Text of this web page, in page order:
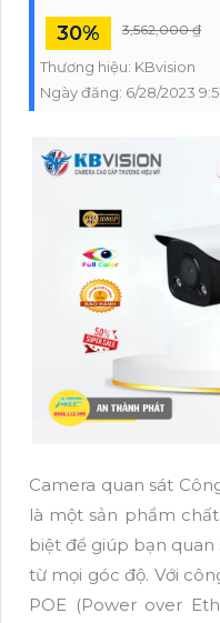
30% 3,562,000 ₫
Thương hiệu: KBvision
Ngày đăng: 6/28/2023
Camera quan sát
là một sản phẩm
biệt để giúp bạn quan
từ mọi góc độ. Với
POE (Power over